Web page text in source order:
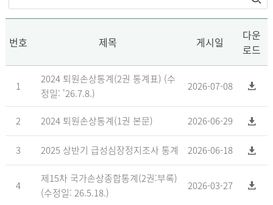
번호 제목 게시일
다운
로드
1
2024 퇴원손상통계(2권 통계표) (수
정일: '26.7.8.)
2026-07-08
2 2024 퇴원손상통계(1권 본문) 2026-06-29
3 2025 상반기 급성심장정지조사 통계 2026-06-18
4
제15차 국가손상종합통계(2권:부록)
(수정일: 26.5.18.)
2026-03-27